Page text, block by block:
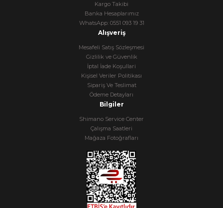
Kargo Takibi
Banka Hesaplarımız
WhatsApp: 0551 093 19 31
Alışveriş
Mesafeli Satış Sözleşmesi
Gizlilik ve Güvenlik
İptal İade Koşullari
Kişisel Veriler Politikası
Sipariş Ve Teslimat
Ödeme Detayları
Bilgiler
Shimano Service Center
Çalışma Saatleri
Mağaza Fotoğrafları